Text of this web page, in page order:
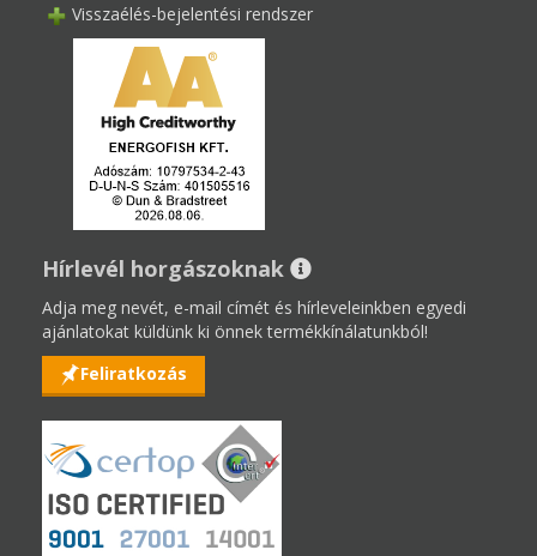
Visszaélés-bejelentési rendszer
Hírlevél horgászoknak
Adja meg nevét, e-mail címét és hírleveleinkben egyedi
ajánlatokat küldünk ki önnek termékkínálatunkból!
Feliratkozás